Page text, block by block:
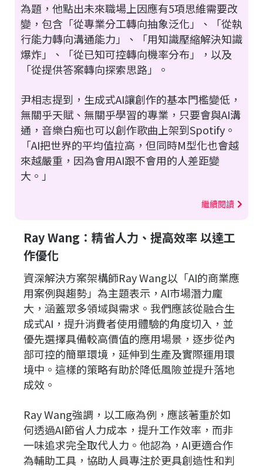
為題，他點出未來職場上因應有5項思維需要改
變，包含「從專業分工轉向抽象泛化」、「從執
行能力轉向溝通能力」、「用知識壓縮解決知識
爆炸」、「從已知可控轉向機率分布」，以及
「從提供答案轉向探索思路」。
尹相志提到，生成式AI讓創作的基本門檻變低，
無關乎天賦、無關乎學習的專業，只要會與AI溝
通，音樂白痴也可以創作歌曲上架到Spotify。
「AI把世界的平均值拉高，但同時M型化也會越
來越嚴重，因為會用AI跟不會用的人差距變
大。」
繼續閱讀
Ray Wang：精省人力、提高效率 以達工
作優化
資深解決方案架構師Ray Wang以「AI的商業應
用案例與趨勢」為主題表示，AI市場潛力龐
大，涵蓋眾多領域與需求。我們應該從融合生
成式AI，提升消費者使用體驗的角度切入，並
優先選擇具備較高價值的應用場景，逐步從內
部可控的簡單環境，延伸到生產及實際運用環
境中。這樣的策略有助於降低風險並提升落地
成效。
Ray Wang強調，以工廠為例，應該著重於如
何透過AI節省人力成本，提升工作效率，而非
一味追求完全取代人力。他認為，AI更適合作
為輔助工具，協助人員專注於更具創造性和判